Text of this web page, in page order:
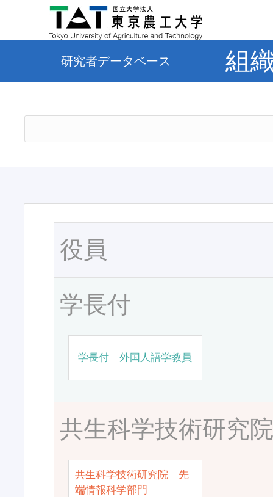
研究者データベース 組
役員
学長付
学長付 外国人語学教員
共生科学技術研究
共生科学技術研究院 先
端情報科学部門